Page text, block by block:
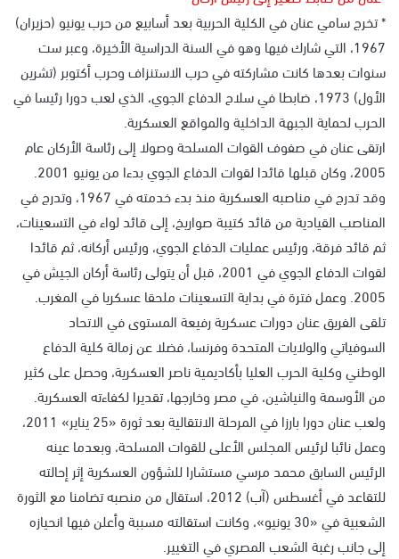
* تخرج سامي عنان في الكلية الحربية بعد أسابيع من حرب يونيو (حزيران)
1967، التي شارك فيها وهو في السنة الدراسية الأخيرة، وعبر ست
سنوات بعدها كانت مشاركته في حرب الاستنزاف وحرب أكتوبر (تشرين
الأول) 1973، ضابطا في سلاح الدفاع الجوي، الذي لعب دورا رئيسا في
الحرب لحماية الجبهة الداخلية والمواقع العسكرية.
ارتقى عنان في صفوف القوات المسلحة وصولا إلى رئاسة الأركان عام
2005، وكان قبلها قائدا لقوات الدفاع الجوي بدءا من يونيو 2001.
وقد تدرج في مناصبه العسكرية منذ بدء خدمته في 1967، وتدرج في
المناصب القيادية من قائد كتيبة صواريخ، إلى قائد لواء في التسعينات،
ثم قائد فرقة، ورئيس عمليات الدفاع الجوي، ورئيس أركانه، ثم قائدا
لقوات الدفاع الجوي في 2001، قبل أن يتولى رئاسة أركان الجيش في
2005. وعمل فترة في بداية التسعينات ملحقا عسكريا في المغرب.
تلقى الفريق عنان دورات عسكرية رفيعة المستوى في الاتحاد
السوفياتي والولايات المتحدة وفرنسا، فضلا عن زمالة كلية الدفاع
الوطني وكلية الحرب العليا بأكاديمية ناصر العسكرية، وحصل على كثير
من الأوسمة والنياشين، في مصر وخارجها، تقديرا لكفاءته العسكرية.
ولعب عنان دورا بارزا في المرحلة الانتقالية بعد ثورة «25 يناير» 2011،
وعمل نائبا لرئيس المجلس الأعلى للقوات المسلحة، وبعدما عينه
الرئيس السابق محمد مرسي مستشارا للشؤون العسكرية إثر إحالته
للتقاعد في أغسطس (آب) 2012، استقال من منصبه تضامنا مع الثورة
الشعبية في «30 يونيو»، وكانت استقالته مسببة وأعلن فيها انحيازه
إلى جانب رغبة الشعب المصري في التغيير.